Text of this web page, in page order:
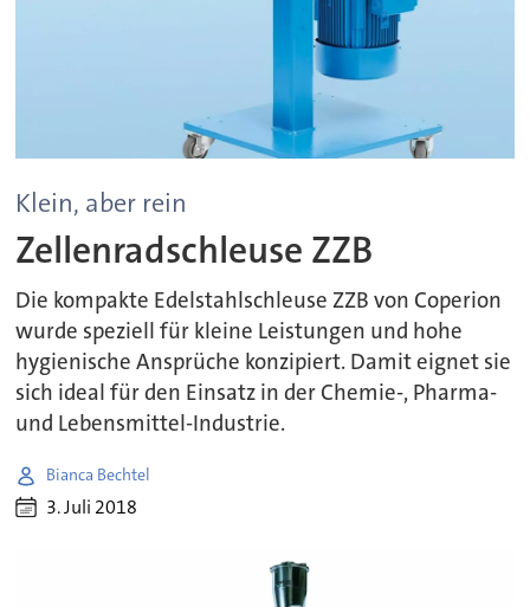
Klein, aber rein
Zellenradschleuse ZZB
Die kompakte Edelstahlschleuse ZZB von Coperion
wurde speziell für kleine Leistungen und hohe
hygienische Ansprüche konzipiert. Damit eignet sie
sich ideal für den Einsatz in der Chemie-, Pharma-
und Lebensmittel-Industrie.
Bianca Bechtel
3. Juli 2018